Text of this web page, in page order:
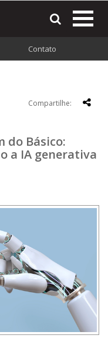
Contato
Compartilhe:
do Básico:
a IA generativa